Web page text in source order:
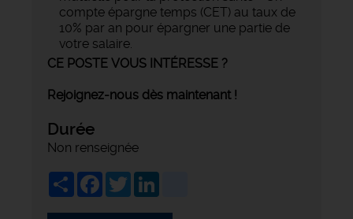
compte épargne temps (CET) au taux de
10% par an pour épargner une partie de
votre salaire.
CE POSTE VOUS INTÉRESSE ?
Rejoignez-nous dès maintenant !
Durée
Non renseignée
ShareFacebook
Twitter